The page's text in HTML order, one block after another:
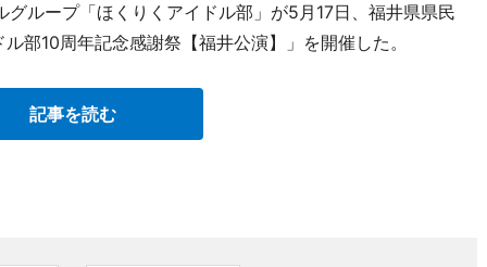
ループ「ほくりくアイドル部」が5月17日、福井県県民
部10周年記念感謝祭【福井公演】」を開催した。
記事を読む